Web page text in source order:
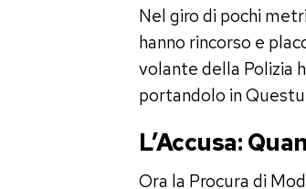
Nel giro di pochi
hanno rincorso e
volante della Polizia
portandolo in
L’Accusa:
Ora la Procura di